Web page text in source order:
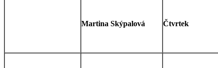
Martina Skýpalová Čtvrtek